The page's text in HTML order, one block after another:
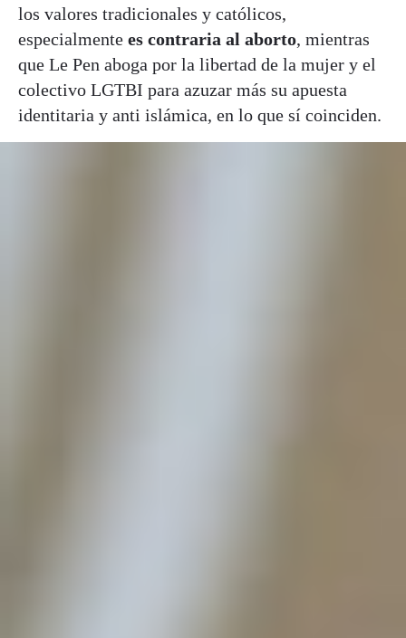
los valores tradicionales y católicos,
especialmente es contraria al aborto, mientras
que Le Pen aboga por la libertad de la mujer y el
colectivo LGTBI para azuzar más su apuesta
identitaria y anti islámica, en lo que sí coinciden.